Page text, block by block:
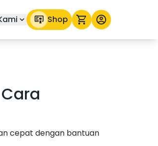
Shop
cepat dengan bantuan